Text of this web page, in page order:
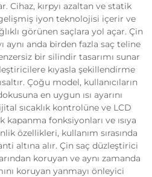
Cihaz, kırpyı azaltan ve statik
iyon teknolojisi içerir ve
görünen saçlara yol açar. Çin
aynı anda birden fazla saç teline
bir silindir tasarımı sunar
kıyasla şekillendirme
Çoğu model, kullanıcıların
en uygun ısı ayarını
sıcaklık kontrolüne ve LCD
fonksiyonları ve ısıya
özellikleri, kullanım sırasında
altına alır. Çin saç düzleştirici
koruyan ve aynı zamanda
koruyan yanmayı önleyici